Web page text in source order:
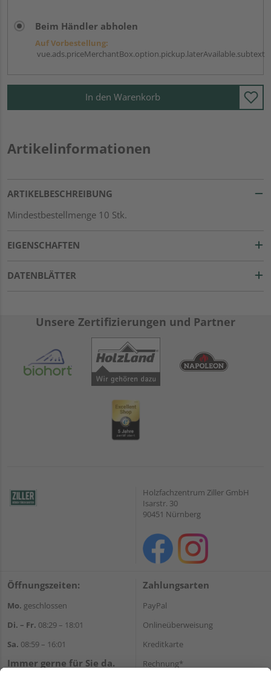
Beim Händler abholen
Auf Vorbestellung:
vue.ads.priceMerchantBox.option.pickup.laterAvailable.subtext
In den Warenkorb
Artikelinformationen
ARTIKELBESCHREIBUNG
Mindestbestellmenge 10 Stk.
EIGENSCHAFTEN
DATENBLÄTTER
Unsere Zertifizierungen und Partner
Holzfachzentrum Ziller GmbH
Isarstr. 30
90451 Nürnberg
Öffnungszeiten:
Mo. geschlossen
Di. – Fr. 08:29 – 18:01
Sa. 08:59 – 16:01
Immer gerne für Sie da.
Zahlungsarten
PayPal
Onlineüberweisung
Kreditkarte
Rechnung*